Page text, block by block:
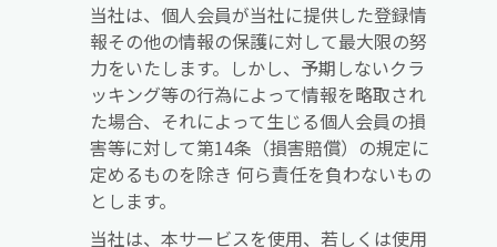
当社は、個人会員が当社に提供した登録情
報その他の情報の保護に対して最大限の努
力をいたします。しかし、予期しないクラ
ッキング等の行為によって情報を略取され
た場合、それによって生じる個人会員の損
害等に対して第14条（損害賠償）の規定に
定めるものを除き 何ら責任を負わないもの
とします。
当社は、本サービスを使用、若しくは使用